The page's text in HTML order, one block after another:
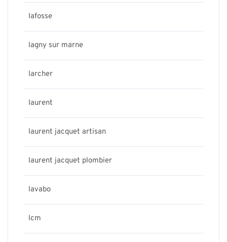
lafosse
lagny sur marne
larcher
laurent
laurent jacquet artisan
laurent jacquet plombier
lavabo
lcm